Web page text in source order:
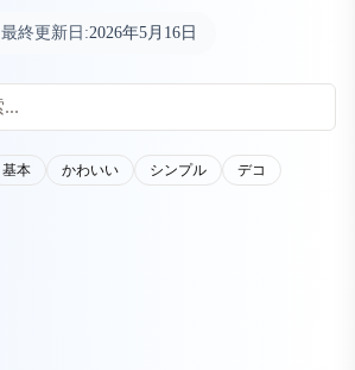
最終更新日:2026年5月16日
基本 かわいい シンプル
デコ